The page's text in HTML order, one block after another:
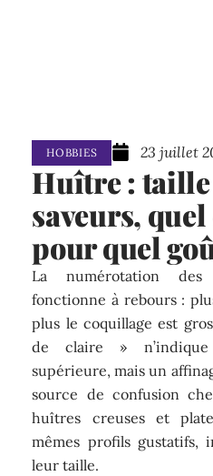
HOBBIES 23 juillet
Huître :
saveurs,
pour quel
La numérotation des
fonctionne à rebours :
plus le coquillage est
de claire »
supérieure, mais un
source de confusion
huîtres creuses et
mêmes profils gustatifs,
leur taille.